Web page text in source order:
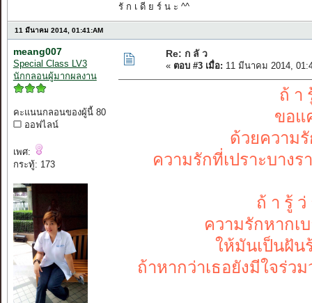
รั ก เ ดี ย ร์ น ะ ^^
11 มีนาคม 2014, 01:41:AM
meang007
Special Class LV3
นักกลอนผู้มากผลงาน
คะแนนกลอนของผู้นี้ 80
ออฟไลน์
เพศ:
กระทู้: 173
Re: ก ลั ว
« ตอบ #3 เมื่อ: 11 มีนาคม 2014,
ถ้ า
ขอแ
ด้วยความ
ความรักที่เปราะบาง
ถ้ า รู้
ความรักหากเ
ให้มันเป็นฝัน
ถ้าหากว่าเธอยังมีใจร่ว